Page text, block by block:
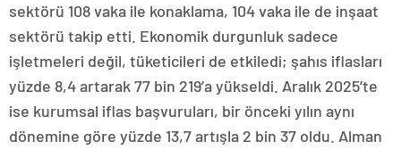
sektörü 108 vaka ile konaklama, 104 vaka ile de inşaat
sektörü takip etti. Ekonomik durgunluk sadece
işletmeleri değil, tüketicileri de etkiledi; şahıs iflasları
yüzde 8,4 artarak 77 bin 219’a yükseldi. Aralık 2025’te
ise kurumsal iflas başvuruları, bir önceki yılın aynı
dönemine göre yüzde 13,7 artışla 2 bin 37 oldu. Alman